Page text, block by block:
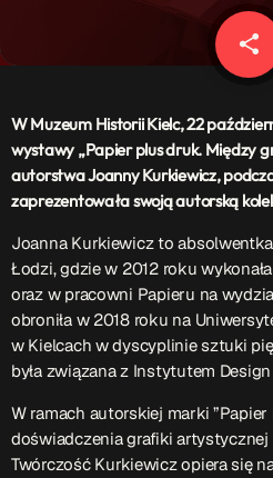
Patronat Medialny
O nas
EKIPA
Rekrutacja Fraszka
Podcasty
Przydatne linki
Strona UJK
Klub WSPAK
Wirtualna Uczelnia
Biuro Karier
Punkt Interwencji Kryzysowej
share
email
W Muzeum Historii Kielc, 22
wystawy „Papier plus druk. Między
autorstwa Joanny Kurkiewicz,
zaprezentowała swoją autorską
Joanna Kurkiewicz to
Łodzi, gdzie w 2012 roku
oraz w pracowni Papieru na
obroniła w 2018 roku na
w Kielcach w dyscyplinie sztuki
była związana z Instytutem
W ramach autorskiej marki
doświadczenia grafiki
Twórczość Kurkiewicz opiera się